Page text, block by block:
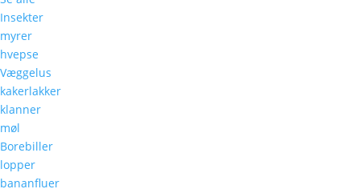
Insekter
myrer
hvepse
Væggelus
kakerlakker
klanner
møl
Borebiller
lopper
bananfluer